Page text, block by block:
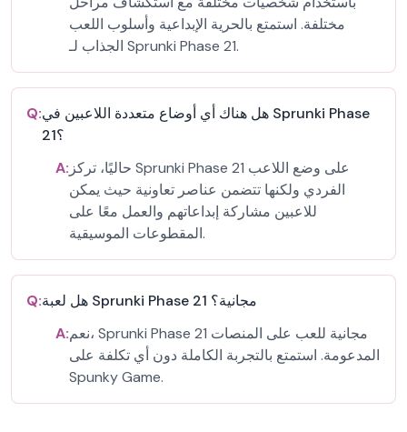
مختلفة. استمتع بالحرية الإبداعية وأسلوب اللعب
الجذاب لـ Sprunki Phase 21.
Q:هل هناك أي أوضاع متعددة اللاعبين في Sprunki Phase
21؟
A: حاليًا، تركز Sprunki Phase 21 على وضع اللاعب
الفردي ولكنها تتضمن عناصر تعاونية حيث يمكن
للاعبين مشاركة إبداعاتهم والعمل معًا على
المقطوعات الموسيقية.
Q:
هل لعبة Sprunki Phase 21 مجانية؟
A:نعم، Sprunki Phase 21 مجانية للعب على المنصات
المدعومة. استمتع بالتجربة الكاملة دون أي تكلفة على
Spunky Game.